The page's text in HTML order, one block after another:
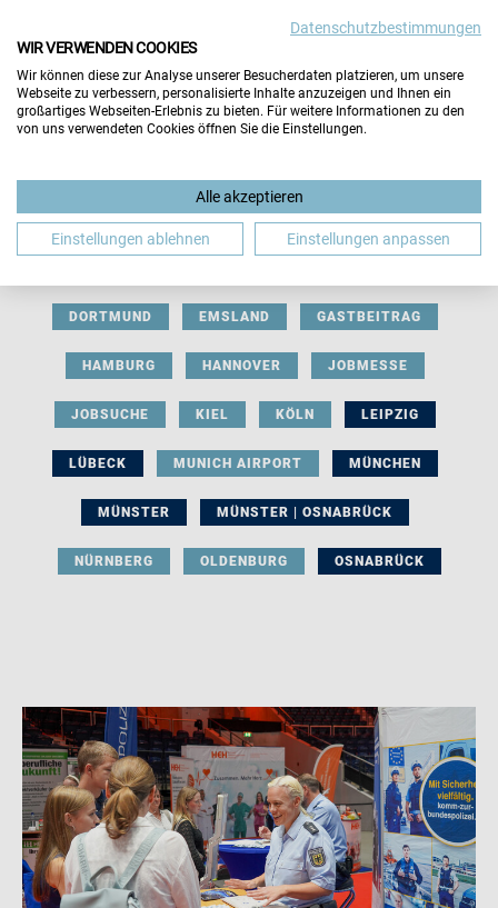
BERUFLICHE ORIENTIERUNG BEWERBUNG
DORTMUND EMSLAND GASTBEITRAG
HAMBURG HANNOVER JOBMESSE
JOBSUCHE KIEL KÖLN LEIPZIG
LÜBECK MUNICH AIRPORT MÜNCHEN
MÜNSTER MÜNSTER | OSNABRÜCK
NÜRNBERG OLDENBURG OSNABRÜCK
Datenschutzbestimmungen
WIR VERWENDEN COOKIES
Wir können diese zur Analyse unserer Besucherdaten platzieren, um unsere
Webseite zu verbessern, personalisierte Inhalte anzuzeigen und Ihnen ein
großartiges Webseiten-Erlebnis zu bieten. Für weitere Informationen zu den
von uns verwendeten Cookies öffnen Sie die Einstellungen.
Alle akzeptieren
Einstellungen ablehnen Einstellungen anpassen